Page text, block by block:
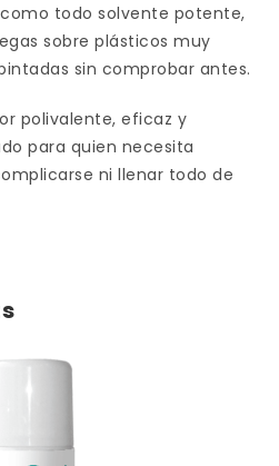
todo solvente potente,
sobre plásticos muy
sin comprobar antes.
polivalente, eficaz y
para quien necesita
ni llenar todo de